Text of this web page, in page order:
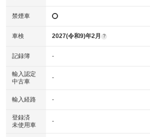
禁煙車
車検 2027(令和9)年2月 ?
記録簿 -
輸入認定
中古車
-
輸入経路 -
登録済
未使用車
-